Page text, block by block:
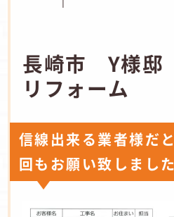
長崎市 Y様邸
リフォーム
信線出来る業者様だ
回もお願い致しました